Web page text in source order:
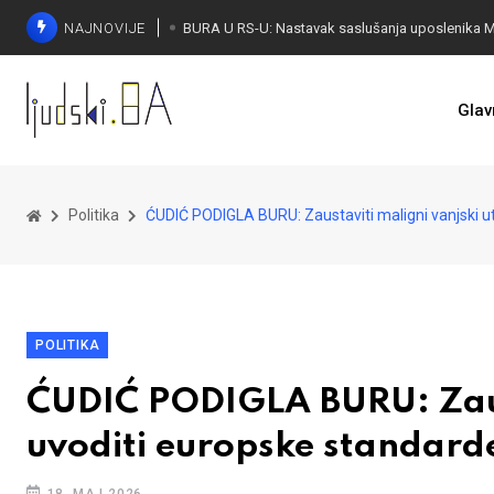
NAJNOVIJE
Politika ĆUDIĆ PODIGLA BURU: Zaustaviti maligni
POLITIKA
ĆUDIĆ PODIGLA BURU:
uvoditi europske